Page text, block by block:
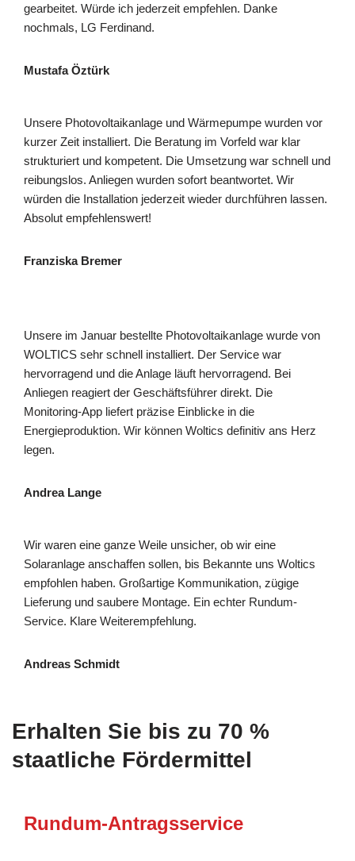
gearbeitet. Würde ich jederzeit empfehlen. Danke
nochmals, LG Ferdinand.
Mustafa Öztürk
Unsere Photovoltaikanlage und Wärmepumpe wurden vor
kurzer Zeit installiert. Die Beratung im Vorfeld war klar
strukturiert und kompetent. Die Umsetzung war schnell und
reibungslos. Anliegen wurden sofort beantwortet. Wir
würden die Installation jederzeit wieder durchführen lassen.
Absolut empfehlenswert!
Franziska Bremer
Unsere im Januar bestellte Photovoltaikanlage wurde von
WOLTICS sehr schnell installiert. Der Service war
hervorragend und die Anlage läuft hervorragend. Bei
Anliegen reagiert der Geschäftsführer direkt. Die
Monitoring-App liefert präzise Einblicke in die
Energieproduktion. Wir können Woltics definitiv ans Herz
legen.
Andrea Lange
Wir waren eine ganze Weile unsicher, ob wir eine
Solaranlage anschaffen sollen, bis Bekannte uns Woltics
empfohlen haben. Großartige Kommunikation, zügige
Lieferung und saubere Montage. Ein echter Rundum-
Service. Klare Weiterempfehlung.
Andreas Schmidt
Erhalten Sie bis zu 70 %
staatliche Fördermittel
Rundum-Antragsservice